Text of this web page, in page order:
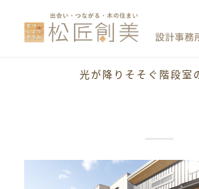
光が降りそそぐ階段室